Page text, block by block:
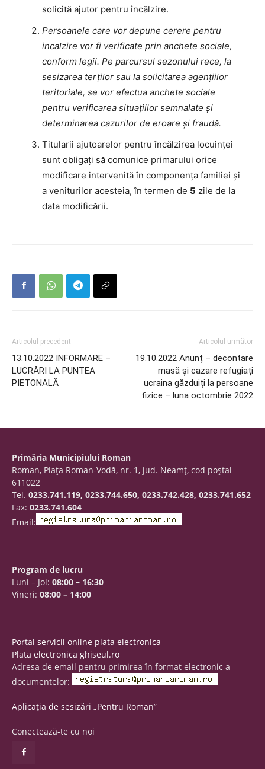
solicită ajutor pentru încălzire.
Persoanele care vor depune cerere pentru
incalzire vor fi verificate prin anchete sociale,
conform legii. Pe parcursul sezonului rece, la
sesizarea terţilor sau la solicitarea agenţiilor
teritoriale, se vor efectua anchete sociale
pentru verificarea situaţiilor semnalate şi
determinarea cazurilor de eroare şi fraudă.
Titularii ajutoarelor pentru încălzirea locuinţei
sunt obligaţi să comunice primarului orice
modificare intervenită în componenţa familiei şi
a veniturilor acesteia, în termen de 5 zile de la
data modificării.
Articolul precedent
13.10.2022 INFORMARE –
LUCRĂRI LA PUNTEA
PIETONALĂ
Articolul următor
19.10.2022 Anunț – decontare
masă și cazare refugiați
ucraina găzduiți la persoane
fizice – luna octombrie 2022
Primăria Municipiului Roman
Roman, Piaţa Roman-Vodă, nr. 1, jud. Neamţ, cod poştal
611022
Tel. 0233.741.119, 0233.744.650, 0233.742.428, 0233.741.652
Fax: 0233.741.604
Email:
Program de lucru
Luni – Joi: 08:00 – 16:30
Vineri: 08:00 – 14:00
Portal servicii online plata electronica
Plata electronica ghiseul.ro
Adresa de email pentru primirea în format electronic a
documentelor:
Aplicația de sesizări „Pentru Roman”
Conectează-te cu noi